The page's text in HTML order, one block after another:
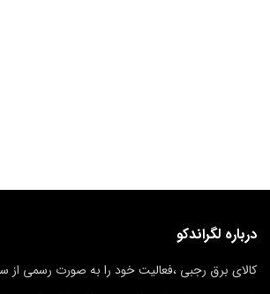
درباره لگراندکو
کالای برق رجبی ،فعالیت خود را به صورت رسمی از سال 85 آغاز نموده